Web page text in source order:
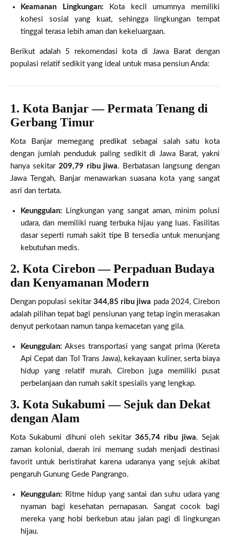
Keamanan Lingkungan: Kota kecil umumnya memiliki
kohesi sosial yang kuat, sehingga lingkungan tempat
tinggal terasa lebih aman dan kekeluargaan.
Berikut adalah 5 rekomendasi kota di Jawa Barat dengan
populasi relatif sedikit yang ideal untuk masa pensiun Anda:
1. Kota Banjar — Permata Tenang di
Gerbang Timur
Kota Banjar memegang predikat sebagai salah satu kota
dengan jumlah penduduk paling sedikit di Jawa Barat, yakni
hanya sekitar 209,79 ribu jiwa. Berbatasan langsung dengan
Jawa Tengah, Banjar menawarkan suasana kota yang sangat
asri dan tertata.
Keunggulan: Lingkungan yang sangat aman, minim polusi
udara, dan memiliki ruang terbuka hijau yang luas. Fasilitas
dasar seperti rumah sakit tipe B tersedia untuk menunjang
kebutuhan medis.
2. Kota Cirebon — Perpaduan Budaya
dan Kenyamanan Modern
Dengan populasi sekitar 344,85 ribu jiwa pada 2024, Cirebon
adalah pilihan tepat bagi pensiunan yang tetap ingin merasakan
denyut perkotaan namun tanpa kemacetan yang gila.
Keunggulan: Akses transportasi yang sangat prima (Kereta
Api Cepat dan Tol Trans Jawa), kekayaan kuliner, serta biaya
hidup yang relatif murah. Cirebon juga memiliki pusat
perbelanjaan dan rumah sakit spesialis yang lengkap.
3. Kota Sukabumi — Sejuk dan Dekat
dengan Alam
Kota Sukabumi dihuni oleh sekitar 365,74 ribu jiwa. Sejak
zaman kolonial, daerah ini memang sudah menjadi destinasi
favorit untuk beristirahat karena udaranya yang sejuk akibat
pengaruh Gunung Gede Pangrango.
Keunggulan: Ritme hidup yang santai dan suhu udara yang
nyaman bagi kesehatan pernapasan. Sangat cocok bagi
mereka yang hobi berkebun atau jalan pagi di lingkungan
hijau.